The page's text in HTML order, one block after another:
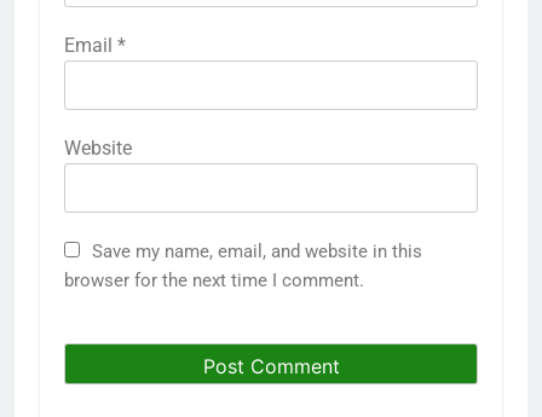
Email *
Website
Save my name, email, and website in this
browser for the next time I comment.